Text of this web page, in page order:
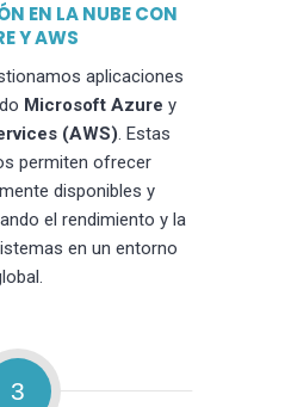
EN LA NUBE CON
Y AWS
aplicaciones
Microsoft Azure y
(AWS). Estas
permiten ofrecer
disponibles y
el rendimiento y la
en un entorno
3